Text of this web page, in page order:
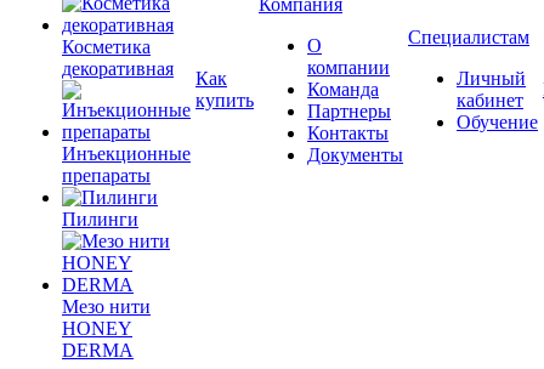
Косметика
декоративная
Инъекционные
препараты
Пилинги
Мезо нити
HONEY
DERMA
Как
купить
Компания
О
компании
Команда
Партнеры
Контакты
Документы
Специалистам
Личный
кабинет
Обучение